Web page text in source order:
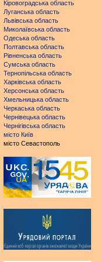
Кіровоградська область
Луганська область
Львівська область
Миколаївська область
Одеська область
Полтавська область
Рівненська область
Сумська область
Тернопільська область
Харківська область
Херсонська область
Хмельницька область
Черкаська область
Чернівецька область
Чернігівська область
місто Київ
місто Севастополь